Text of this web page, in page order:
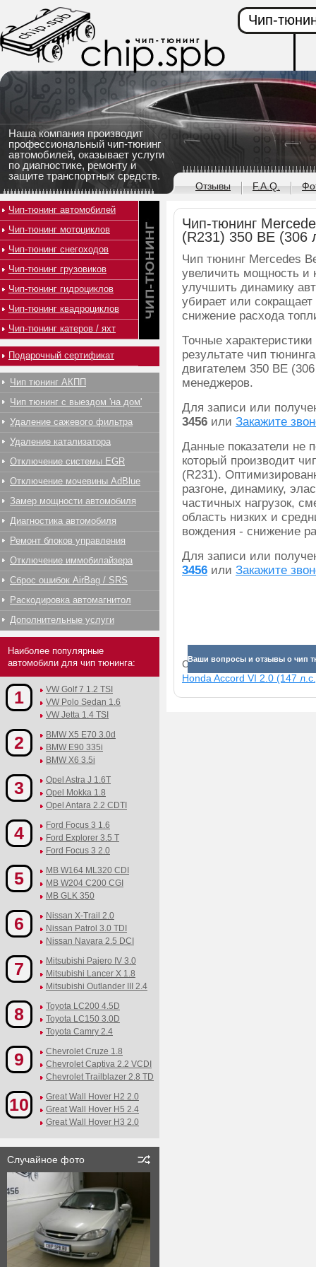
Наша компания производит
профессиональный чип-тюнинг
автомобилей, оказывает услуги
по диагностике, ремонту и
защите транспортных средств.
Чип-
Отзывы F.A.Q.
Чип-тюнинг
(R231) 350 BE (306
Чип тюнинг Mercedes
увеличить мощность и
улучшить динамику
убирает или
снижение расхода
Точные
результате чип
двигателем 350 BE
менеджеров.
Для записи или
3456 или Закажите
Данные показатели не
который производит
(R231).
разгоне, динамику,
частичных нагрузок,
область низких и
вождения - снижение
Для записи или
3456 или Закажите
Ваши вопросы и отзывы о чип
Смотрите прибавки для
Honda Accord VI 2.0 (147
Чип-тюнинг автомобилей
Чип-тюнинг мотоциклов
Чип-тюнинг снегоходов
Чип-тюнинг грузовиков
Чип-тюнинг гидроциклов
Чип-тюнинг квадроциклов
Чип-тюнинг катеров / яхт
Подарочный сертификат
Чип тюнинг АКПП
Чип тюнинг с выездом 'на дом'
Удаление сажевого фильтра
Удаление катализатора
Отключение системы EGR
Отключение мочевины AdBlue
Замер мощности автомобиля
Диагностика автомобиля
Ремонт блоков управления
Отключение иммобилайзера
Сброс ошибок AirBag / SRS
Раскодировка автомагнитол
Дополнительные услуги
Наиболее популярные
автомобили для чип тюнинга:
1
VW Golf 7 1.2 TSI
VW Polo Sedan 1.6
VW Jetta 1.4 TSI
2
BMW X5 E70 3.0d
BMW E90 335i
BMW X6 3.5i
3
Opel Astra J 1.6T
Opel Mokka 1.8
Opel Antara 2.2 CDTI
4
Ford Focus 3 1.6
Ford Explorer 3.5 T
Ford Focus 3 2.0
5
MB W164 ML320 CDI
MB W204 C200 CGI
MB GLK 350
6
Nissan X-Trail 2.0
Nissan Patrol 3.0 TDI
Nissan Navara 2.5 DCI
7
Mitsubishi Pajero IV 3.0
Mitsubishi Lancer X 1.8
Mitsubishi Outlander III 2.4
8
Toyota LC200 4.5D
Toyota LC150 3.0D
Toyota Camry 2.4
9
Chevrolet Cruze 1.8
Chevrolet Captiva 2.2 VCDI
Chevrolet Trailblazer 2.8 TD
10
Great Wall Hover H2 2.0
Great Wall Hover H5 2.4
Great Wall Hover H3 2.0
Случайное фото